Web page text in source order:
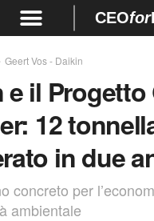
CEOfor
Geert Vos - Daikin
e il Progetto
12
in due
concreto per
ambientale